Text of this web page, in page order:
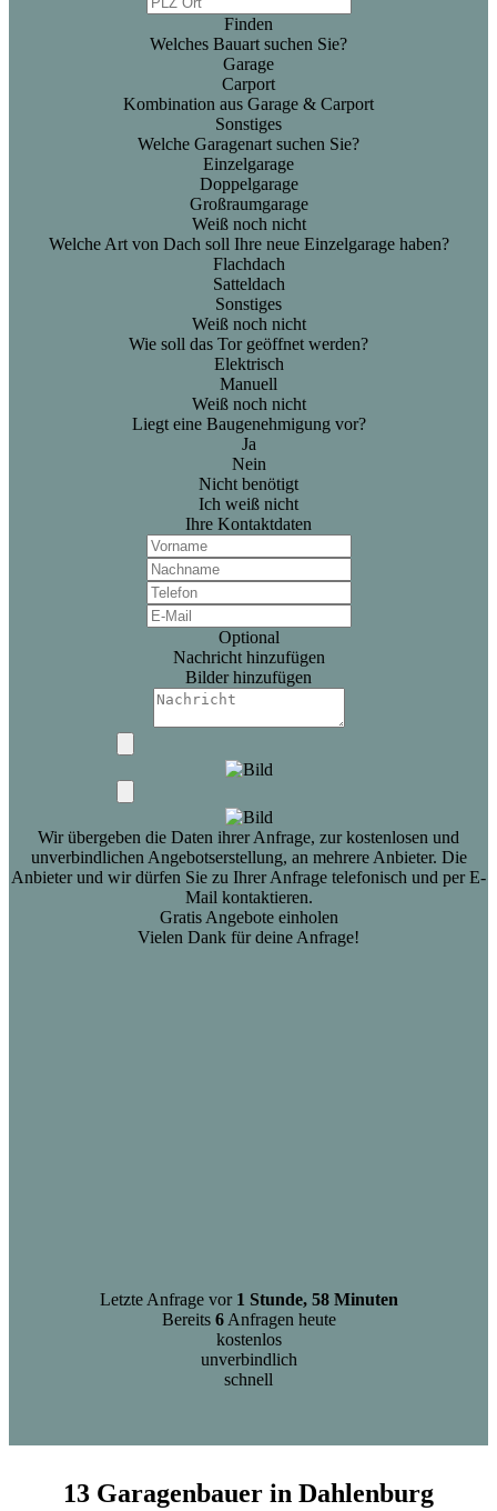
Finden
Welches Bauart suchen Sie?
Garage
Carport
Kombination aus Garage & Carport
Sonstiges
Welche Garagenart suchen Sie?
Einzelgarage
Doppelgarage
Großraumgarage
Weiß noch nicht
Welche Art von Dach soll Ihre neue Einzelgarage haben?
Flachdach
Satteldach
Sonstiges
Weiß noch nicht
Wie soll das Tor geöffnet werden?
Elektrisch
Manuell
Weiß noch nicht
Liegt eine Baugenehmigung vor?
Ja
Nein
Nicht benötigt
Ich weiß nicht
Ihre Kontaktdaten
Optional
Nachricht hinzufügen
Bilder hinzufügen
Wir übergeben die Daten ihrer Anfrage, zur kostenlosen und
unverbindlichen Angebotserstellung, an mehrere Anbieter. Die
Anbieter und wir dürfen Sie zu Ihrer Anfrage telefonisch und per E-
Mail kontaktieren.
Gratis Angebote einholen
Vielen Dank für deine Anfrage!
Letzte Anfrage vor 1 Stunde, 58 Minuten
Bereits 6Anfragen heute
kostenlos
unverbindlich
schnell
13 Garagenbauer in Dahlenburg